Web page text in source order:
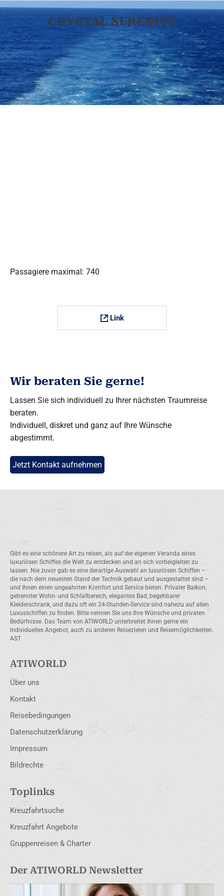
CRYSTAL SERENITY
Passagiere maximal: 740
Link
Wir beraten Sie gerne!
Lassen Sie sich individuell zu Ihrer nächsten Traumreise
beraten.
Individuell, diskret und ganz auf Ihre Wünsche
abgestimmt.
Jetzt Kontakt aufnehmen
Gibt es eine schönere Art zu reisen, als auf der eigenen Veranda eines
luxuriösen Schiffes die Welt zu entdecken und an sich vorbeigleiten zu
lassen. Nie zuvor gab es eine derartige Auswahl an luxuriösen Schiffen –
die nach dem neuesten Stand der Technik gebaut und ausgestattet sind –
und Ihnen einen ungeahnten Komfort und Service bieten. Privater Balkon,
getrennter Wohn- und Schlafbereich, elegantes Bad, begehbarer
Kleiderschrank, und dazu oft ein 24-Stunden-Service sind nahezu auf allen
Luxusschiffen zu finden. Bitte nennen Sie uns Ihre Wünsche und privaten
Bedürfnisse. Das Team von ATIWORLD unterbreitet Ihnen gerne ein
individuelles Angebot, auch zu anderen Reisezielen und Reisemöglichkeiten.
AST
ATIWORLD
Über uns
Kontakt
Reisebedingungen
Datenschutzerklärung
Impressum
Bildrechte
Toplinks
Kreuzfahrtsuche
Kreuzfahrt Angebote
Gruppenreisen & Charter
Der ATIWORLD Newsletter